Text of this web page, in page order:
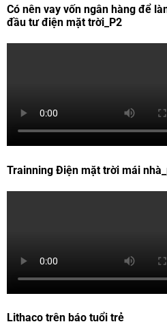
Có nên vay vốn ngân hàng để
đầu tư điện mặt trời_P2
Trainning Điện mặt trời mái
Lithaco trên báo tuổi trẻ